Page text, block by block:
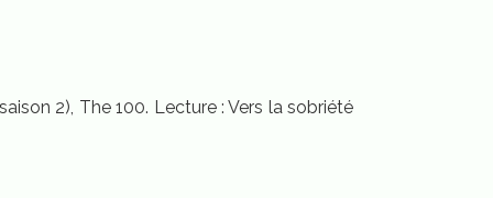
2), The 100. Lecture : Vers la sobriété